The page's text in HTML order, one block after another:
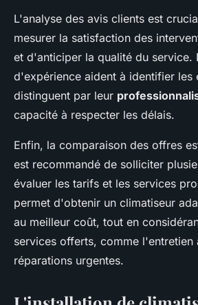
L'analyse des avis clients est
mesurer la satisfaction des
et d'anticiper la qualité du service.
d'expérience aident à identifier les
distinguent par leur
capacité à respecter les délais.
Enfin, la comparaison des offres
est recommandé de solliciter
évaluer les tarifs et les services
permet d'obtenir un climatiseur
au meilleur coût, tout en
services offerts, comme l'entretien
réparations urgentes.